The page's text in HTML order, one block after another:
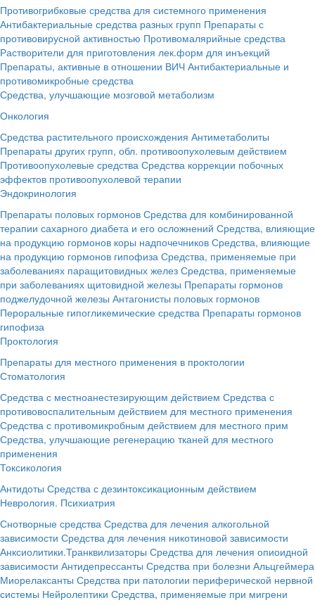
Противогрибковые средства для системного применения
Антибактериальные средства разных групп Препараты с
противовирусной активностью Противомалярийные средства
Растворители для приготовления лек.форм для инъекций
Препараты, активные в отношении ВИЧ Антибактериальные и
противомикробные средства
Средства, улучшающие мозговой метаболизм
Онкология
Средства растительного происхождения Антиметаболиты
Препараты других групп, обл. противоопухолевым действием
Противоопухолевые средства Средства коррекции побочных
эффектов противоопухолевой терапии
Эндокринология
Препараты половых гормонов Средства для комбинированной
терапии сахарного диабета и его осложнений Средства, влияющие
на продукцию гормонов коры надпочечников Средства, влияющие
на продукцию гормонов гипофиза Средства, применяемые при
заболеваниях паращитовидных желез Средства, применяемые
при заболеваниях щитовидной железы Препараты гормонов
поджелудочной железы Антагонисты половых гормонов
Пероральные гипогликемические средства Препараты гормонов
гипофиза
Проктология
Препараты для местного применения в проктологии
Стоматология
Средства с местноанестезирующим действием Средства с
противовоспалительным действием для местного применения
Средства с противомикробным действием для местного прим
Средства, улучшающие регенерацию тканей для местного
применения
Токсикология
Антидоты Средства с дезинтоксикационным действием
Неврология. Психиатрия
Снотворные средства Средства для лечения алкогольной
зависимости Средства для лечения никотиновой зависимости
Анксиолитики.Транквилизаторы Средства для лечения опиоидной
зависимости Антидепрессанты Средства при болезни Альцгеймера
Миорелаксанты Средства при патологии периферической нервной
системы Нейролептики Средства, применяемые при мигрени